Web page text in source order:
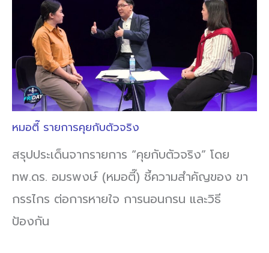
หมอตี๊ รายการคุยกับตัวจริง
สรุปประเด็นจากรายการ “คุยกับตัวจริง” โดย
ทพ.ดร. อมรพงษ์ (หมอตี๊) ชี้ความสำคัญของ ขา
กรรไกร ต่อการหายใจ การนอนกรน และวิธี
ป้องกัน